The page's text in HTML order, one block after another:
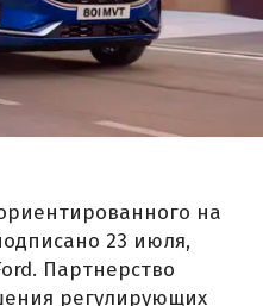
на
23 июля,
Партнерство
регулирующих